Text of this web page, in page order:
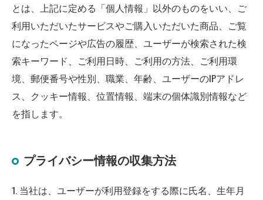
とは、上記に定める「個人情報」以外のものをいい、ご
利用いただいたサービスやご購入いただいた商品、ご覧
になったページや広告の履歴、ユーザーが検索された検
索キーワード、ご利用日時、ご利用の方法、ご利用環
境、郵便番号や性別、職業、年齢、ユーザーのIPアドレ
ス、クッキー情報、位置情報、端末の個体識別情報など
を指します。
プライバシー情報の収集方法
1. 当社は、ユーザーが利用登録をする際に氏名、生年月